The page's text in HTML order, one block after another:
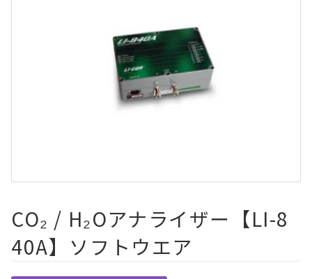
CO₂ / H₂Oアナライザー【LI-8
40A】ソフトウエア